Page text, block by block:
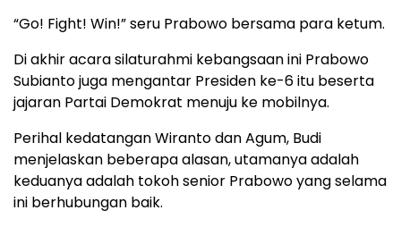
“Go! Fight! Win!” seru Prabowo bersama para ketum.
Di akhir acara silaturahmi kebangsaan ini Prabowo
Subianto juga mengantar Presiden ke-6 itu beserta
jajaran Partai Demokrat menuju ke mobilnya.
Perihal kedatangan Wiranto dan Agum, Budi
menjelaskan beberapa alasan, utamanya adalah
keduanya adalah tokoh senior Prabowo yang selama
ini berhubungan baik.